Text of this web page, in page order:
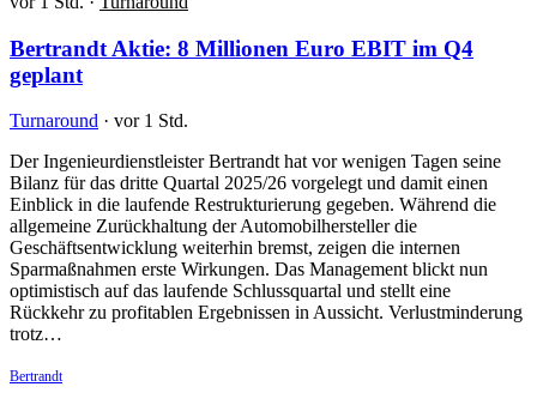
Bertrandt Aktie: 8 Millionen Euro EBIT im Q4
geplant
Turnaround · vor 1 Std.
Der Ingenieurdienstleister Bertrandt hat vor wenigen Tagen seine
Bilanz für das dritte Quartal 2025/26 vorgelegt und damit einen
Einblick in die laufende Restrukturierung gegeben. Während die
allgemeine Zurückhaltung der Automobilhersteller die
Geschäftsentwicklung weiterhin bremst, zeigen die internen
Sparmaßnahmen erste Wirkungen. Das Management blickt nun
optimistisch auf das laufende Schlussquartal und stellt eine
Rückkehr zu profitablen Ergebnissen in Aussicht. Verlustminderung
trotz…
Bertrandt